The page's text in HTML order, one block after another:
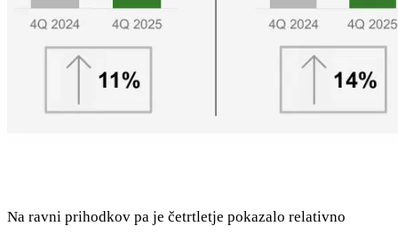
Na ravni prihodkov pa je četrtletje pokazalo relativno